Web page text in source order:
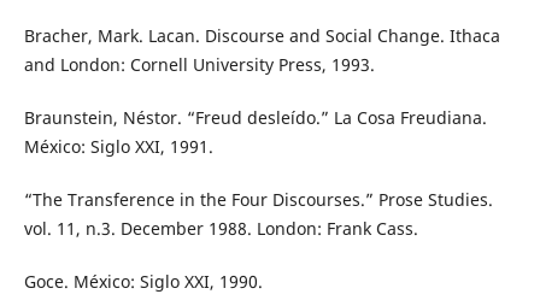
Bracher, Mark. Lacan. Discourse and Social Change. Ithaca
and London: Cornell University Press, 1993.
Braunstein, Néstor. “Freud desleído.” La Cosa Freudiana.
México: Siglo XXI, 1991.
“The Transference in the Four Discourses.” Prose Studies.
vol. 11, n.3. December 1988. London: Frank Cass.
Goce. México: Siglo XXI, 1990.